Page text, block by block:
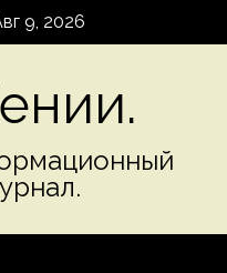
9, 2026